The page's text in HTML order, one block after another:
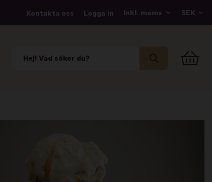
Kontakta oss Logga in